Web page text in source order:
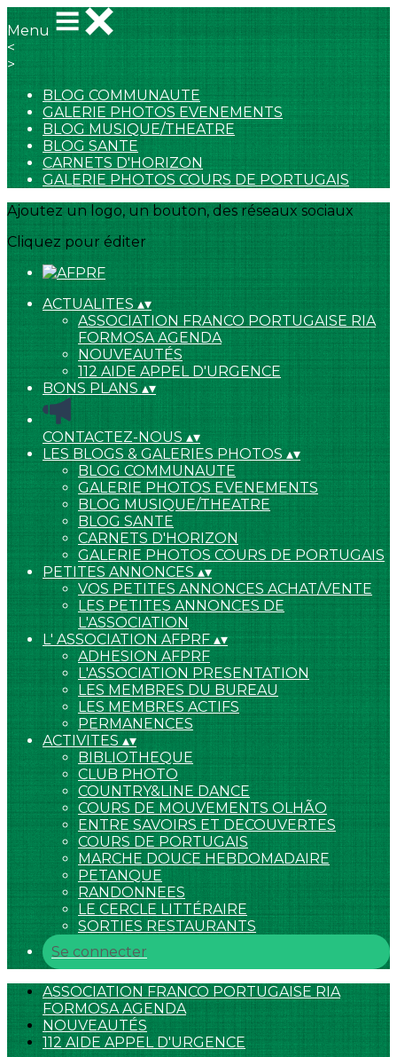
Menu
<
>
BLOG COMMUNAUTE
GALERIE PHOTOS EVENEMENTS
BLOG MUSIQUE/THEATRE
BLOG SANTE
CARNETS D'HORIZON
GALERIE PHOTOS COURS DE PORTUGAIS
Ajoutez un logo, un bouton, des réseaux sociaux
Cliquez pour éditer
ACTUALITES ▴▾
ASSOCIATION FRANCO PORTUGAISE RIA
FORMOSA AGENDA
NOUVEAUTÉS
112 AIDE APPEL D'URGENCE
BONS PLANS ▴▾
CONTACTEZ-NOUS ▴▾
LES BLOGS & GALERIES PHOTOS ▴▾
BLOG COMMUNAUTE
GALERIE PHOTOS EVENEMENTS
BLOG MUSIQUE/THEATRE
BLOG SANTE
CARNETS D'HORIZON
GALERIE PHOTOS COURS DE PORTUGAIS
PETITES ANNONCES▴▾
VOS PETITES ANNONCES ACHAT/VENTE
LES PETITES ANNONCES DE
L'ASSOCIATION
L' ASSOCIATION AFPRF▴▾
ADHESION AFPRF
L'ASSOCIATION PRESENTATION
LES MEMBRES DU BUREAU
LES MEMBRES ACTIFS
PERMANENCES
ACTIVITES▴▾
BIBLIOTHEQUE
CLUB PHOTO
COUNTRY&LINE DANCE
COURS DE MOUVEMENTS OLHÃO
ENTRE SAVOIRS ET DECOUVERTES
COURS DE PORTUGAIS
MARCHE DOUCE HEBDOMADAIRE
PETANQUE
RANDONNEES
LE CERCLE LITTÉRAIRE
SORTIES RESTAURANTS
Se connecter
ASSOCIATION FRANCO PORTUGAISE RIA
FORMOSA AGENDA
NOUVEAUTÉS
112 AIDE APPEL D'URGENCE